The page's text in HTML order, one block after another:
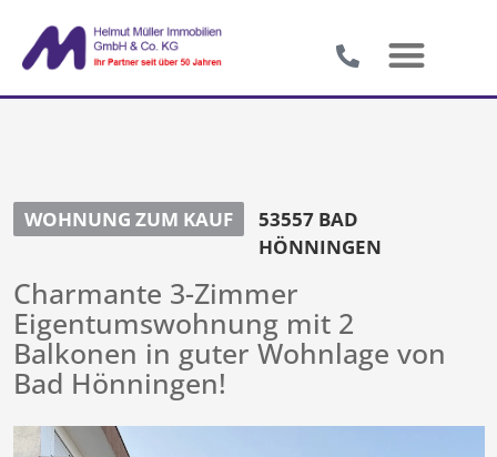
WOHNUNG ZUM KAUF
53557 BAD
HÖNNINGEN
Charmante 3-Zimmer
Eigentumswohnung mit 2
Balkonen in guter Wohnlage von
Bad Hönningen!